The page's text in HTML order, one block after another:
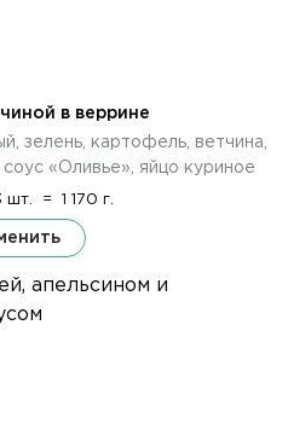
в веррине
зелень, картофель, ветчина,
«Оливье», яйцо куриное
шт. = 1 170 г.